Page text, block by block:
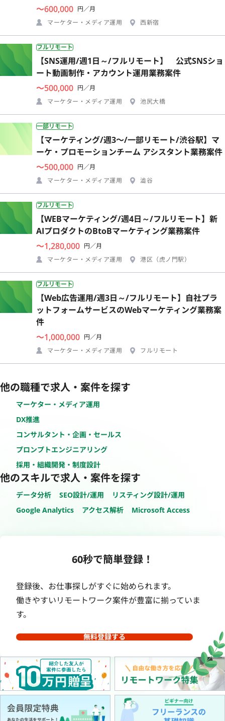
〜600,000 円／月
マーケター・メディア運用
西新宿
フルリモート
【SNS運用/週1日～/フルリモート】 公式SNSショ
ート動画制作・アカウント運用業務案件
〜500,000 円／月
マーケター・メディア運用
池尻大橋
一部リモート
【マーケティング/週3〜/一部リモート/渋谷駅】マ
ーケ・プロモーションチーム アシスタント業務案件
〜500,000 円／月
マーケター・メディア運用
澁谷
フルリモート
【WEBマーケティング/週4日～/フルリモート】新
AIプロダクトのBtoBマーケティング業務案件
〜1,280,000 円／月
マーケター・メディア運用
港区（虎ノ門駅）
フルリモート
【Web広告運用/週3日～/フルリモート】自社プラ
ットフォームサービスのWebマーケティング業務案
件
〜1,000,000 円／月
マーケター・メディア運用
フルリモート
他の職種で求人・案件を探す
マーケター・メディア運用
DX推進
コンサルタント・企画・セールス
プロンプトエンジニアリング
採用・組織開発・制度設計
他のスキルで求人・案件を探す
データ分析 SEO設計/運用
リスティング設計/運用
Google Analytics
アクセス解析 Microsoft Access
60秒で簡単登録！
登録後、お仕事探しがすぐに始められます。
働きやすいリモートワーク案件が豊富に揃っていま
す。
無料登録する